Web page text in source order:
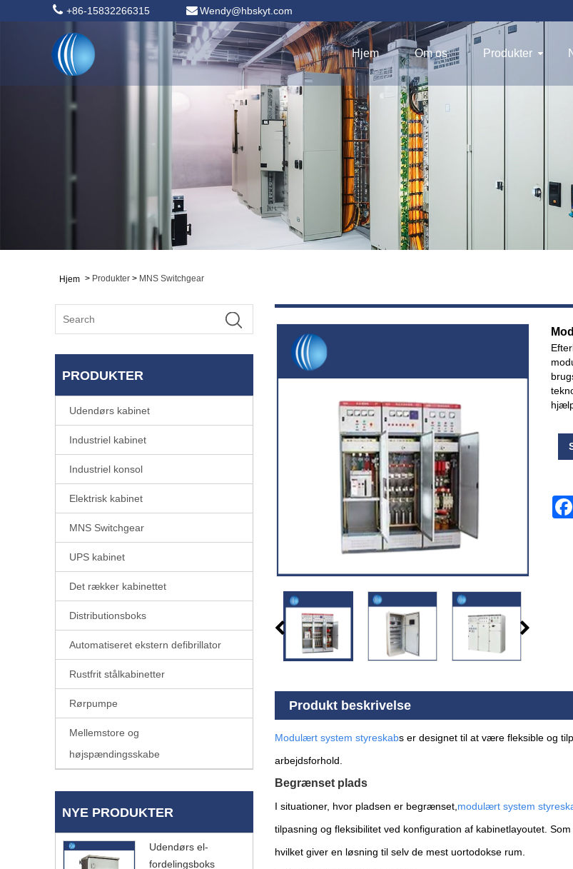
+86-15832266315 Wendy@hbskyt.com
Hjem Om os Produkter
Hjem > Produkter > MNS Switchgear
PRODUKTER
Udendørs kabinet
Industriel kabinet
Industriel konsol
Elektrisk kabinet
MNS Switchgear
UPS kabinet
Det rækker kabinettet
Distributionsboks
Automatiseret ekstern defibrillator
Rustfrit stålkabinetter
Rørpumpe
Mellemstore og
højspændingsskabe
NYE PRODUKTER
Udendørs el-
fordelingsboks
Produkt beskrivelse
Modulært system styreskabs er designet til at være fleksible og
arbejdsforhold.
Begrænset plads
I situationer, hvor pladsen er begrænset,modulært system
tilpasning og fleksibilitet ved konfiguration af kabinetlayoutet.
hvilket giver en løsning til selv de mest uortodokse rum.